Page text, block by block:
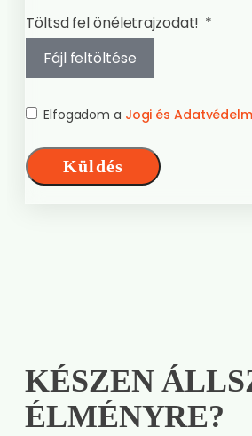
Töltsd fel önéletrajzodat!
Fájl feltöltése
Elfogadom a Jogi és
Küldés
KÉSZEN
ÉLMÉNYRE?